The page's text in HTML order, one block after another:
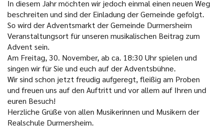
In diesem Jahr möchten wir jedoch einmal einen neuen Weg
beschreiten und sind der Einladung der Gemeinde gefolgt.
So wird der Adventsmarkt der Gemeinde Durmersheim
Veranstaltungsort für unseren musikalischen Beitrag zum
Advent sein.
Am Freitag, 30. November, ab ca. 18:30 Uhr spielen und
singen wir für Sie und euch auf der Adventsbühne.
Wir sind schon jetzt freudig aufgeregt, fleißig am Proben
und freuen uns auf den Auftritt und vor allem auf Ihren und
euren Besuch!
Herzliche Grüße von allen Musikerinnen und Musikern der
Realschule Durmersheim.